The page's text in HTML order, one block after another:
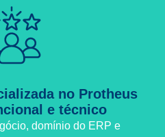
no Protheus
e técnico
domínio do ERP e